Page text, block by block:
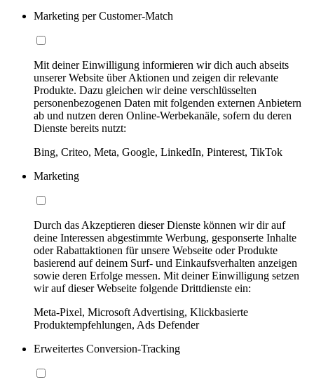
Marketing per Customer-Match
Mit deiner Einwilligung informieren wir dich auch abseits
unserer Website über Aktionen und zeigen dir relevante
Produkte. Dazu gleichen wir deine verschlüsselten
personenbezogenen Daten mit folgenden externen Anbietern
ab und nutzen deren Online-Werbekanäle, sofern du deren
Dienste bereits nutzt:
Bing, Criteo, Meta, Google, LinkedIn, Pinterest, TikTok
Marketing
Durch das Akzeptieren dieser Dienste können wir dir auf
deine Interessen abgestimmte Werbung, gesponserte Inhalte
oder Rabattaktionen für unsere Webseite oder Produkte
basierend auf deinem Surf- und Einkaufsverhalten anzeigen
sowie deren Erfolge messen. Mit deiner Einwilligung setzen
wir auf dieser Webseite folgende Drittdienste ein:
Meta-Pixel, Microsoft Advertising, Klickbasierte
Produktempfehlungen, Ads Defender
Erweitertes Conversion-Tracking